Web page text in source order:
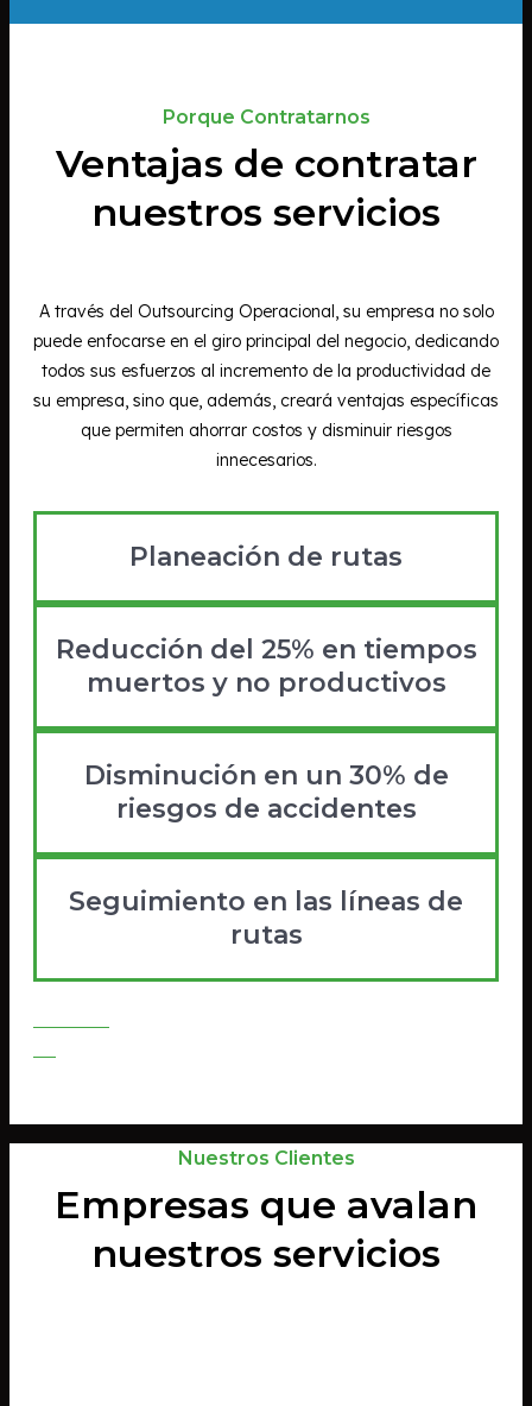
Porque Contratarnos
Ventajas de contratar
nuestros servicios
A través del Outsourcing Operacional, su empresa no solo
puede enfocarse en el giro principal del negocio, dedicando
todos sus esfuerzos al incremento de la productividad de
su empresa, sino que, además, creará ventajas específicas
que permiten ahorrar costos y disminuir riesgos
innecesarios.
Planeación de rutas
Reducción del 25% en tiempos
muertos y no productivos
Disminución en un 30% de
riesgos de accidentes
Seguimiento en las líneas de
rutas
Nuestros Clientes
Empresas que avalan
nuestros servicios